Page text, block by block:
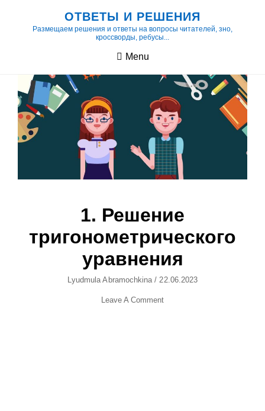
ОТВЕТЫ И РЕШЕНИЯ
Размещаем решения и ответы на вопросы читателей, зно,
кроссворды, ребусы...
Menu
1. Решение
тригонометрического
уравнения
Author
Lyudmula Abramochkina/Posted
22.06.2023
Leave A Comment